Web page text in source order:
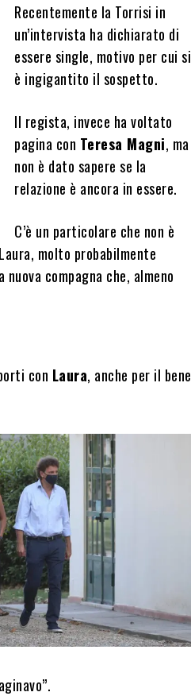
Recentemente la Torrisi in
un’intervista ha dichiarato di
essere single, motivo per cui si
è ingigantito il sospetto.
Il regista, invece ha voltato
pagina con Teresa Magni, ma
non è dato sapere se la
relazione è ancora in essere.
C’è un particolare che non è
molto probabilmente
compagna che, almeno
con Laura, anche per il bene